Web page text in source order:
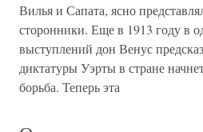
Вилья и Сапата, ясно
сторонники. Еще в 1913 году в
выступлений дон Венус
диктатуры Уэрты в стране
борьба. Теперь эта